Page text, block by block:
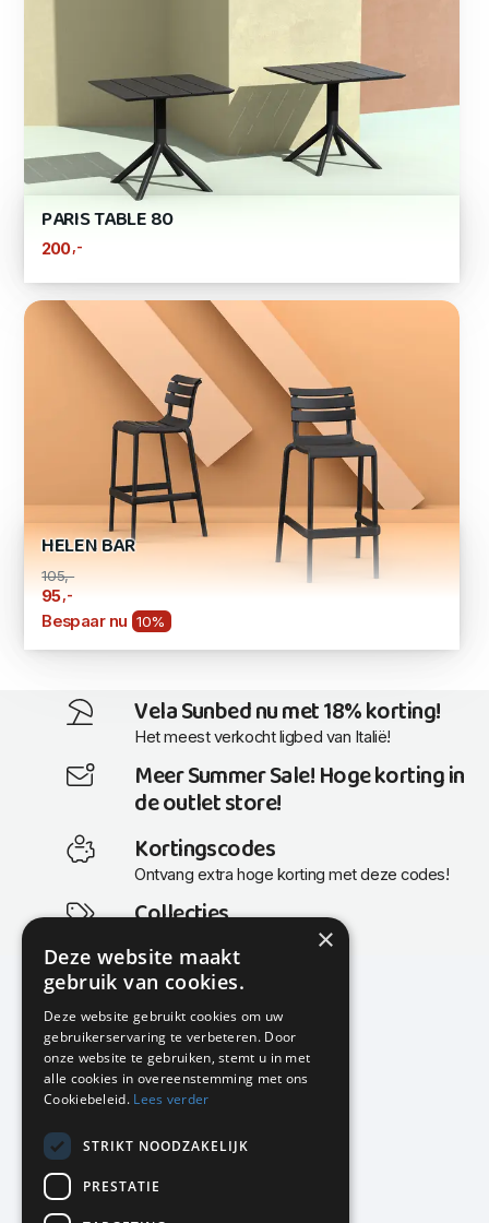
PARIS TABLE 80
200,-
HELEN BAR
105,-
95 ,-
Bespaar nu 10%
Vela Sunbed nu met 18% korting!
Het meest verkocht ligbed van Italië!
Meer Summer Sale! Hoge korting in
de outlet store!
Kortingscodes
Ontvang extra hoge korting met deze codes!
Collecties
Actuele en populaire collecties
KMP Kantoormeubilair
Airport Business Park
Frankfurtstraat 29-31
1175 RH Lijnden
020-617 01 26
info@kmpkantoormeubilair.nl
×
Deze website maakt
gebruik van cookies.
Deze website gebruikt cookies om uw
gebruikerservaring te verbeteren. Door
onze website te gebruiken, stemt u in met
alle cookies in overeenstemming met ons
Cookiebeleid. Lees verder
STRIKT NOODZAKELIJK
PRESTATIE